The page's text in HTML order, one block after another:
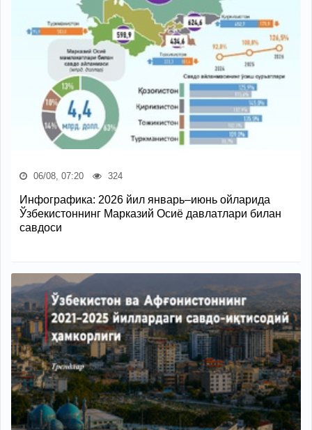
06/08, 07:20 324
Инфографика: 2026 йил январь–июнь ойларида
Ўзбекистоннинг Марказий Осиё давлатлари билан
савдоси